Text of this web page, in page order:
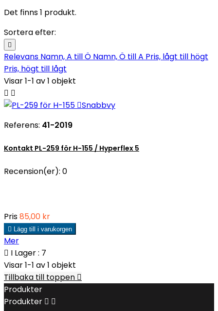
Det finns 1 produkt.
Sortera efter:

Relevans Namn, A till Ö Namn, Ö till A Pris, lågt till högt
Pris, högt till lågt
Visar 1-1 av 1 objekt
 
Snabbvy
Referens: 41-2019
Kontakt PL-259 för H-155 / Hyperflex 5
Recension(er): 0
Pris85,00 kr
 Lägg till i varukorgen
Mer
 I Lager : 7
Visar 1-1 av 1 objekt
Tillbaka till toppen 
Produkter
Produkter  